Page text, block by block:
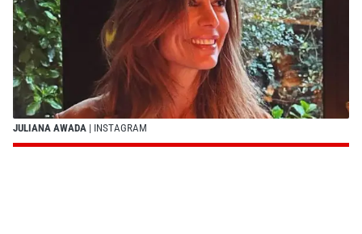
JULIANA AWADA | INSTAGRAM